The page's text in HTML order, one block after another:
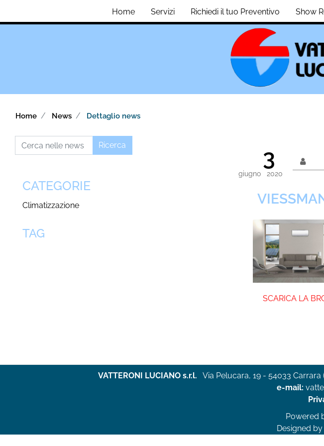
Home Servizi Richiedi il tuo Preventivo Show
Home News Dettaglio news
CATEGORIE
Climatizzazione
TAG
3
giugno 2020
SCARICA LA
VATTERONI LUCIANO s.r.l. Via Pelucara, 19 - 54033 Carrara
e-mail:
Powered
Designed by